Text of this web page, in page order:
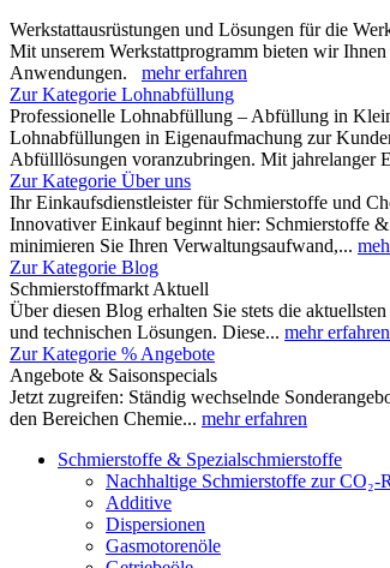
Werkstattausrüstungen und Lösungen für die
Mit unserem Werkstattprogramm bieten wir
Anwendungen. mehr erfahren
Zur Kategorie Lohnabfüllung
Professionelle Lohnabfüllung – Abfüllung in
Lohnabfüllungen in Eigenaufmachung zur
Abfülllösungen voranzubringen. Mit jahrelanger
Zur Kategorie Über uns
Ihr Einkaufsdienstleister für Schmierstoffe und
Innovativer Einkauf beginnt hier: Schmierstoffe
minimieren Sie Ihren Verwaltungsaufwand,...
Zur Kategorie Blog
Schmierstoffmarkt Aktuell
Über diesen Blog erhalten Sie stets die
und technischen Lösungen. Diese... mehr erfahren
Zur Kategorie % Angebote
Angebote & Saisonspecials
Jetzt zugreifen: Ständig wechselnde
den Bereichen Chemie... mehr erfahren
Schmierstoffe & Spezialschmierstoffe
Nachhaltige Schmierstoffe zur CO₂-
Additive
Dispersionen
Gasmotorenöle